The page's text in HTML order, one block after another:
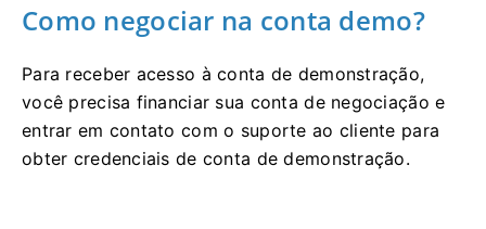
Como negociar na conta demo?
Para receber acesso à conta de demonstração,
você precisa financiar sua conta de negociação e
entrar em contato com o suporte ao cliente para
obter credenciais de conta de demonstração.